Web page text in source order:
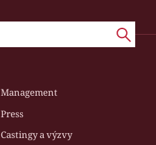
Management
Press
Castingy a výzvy